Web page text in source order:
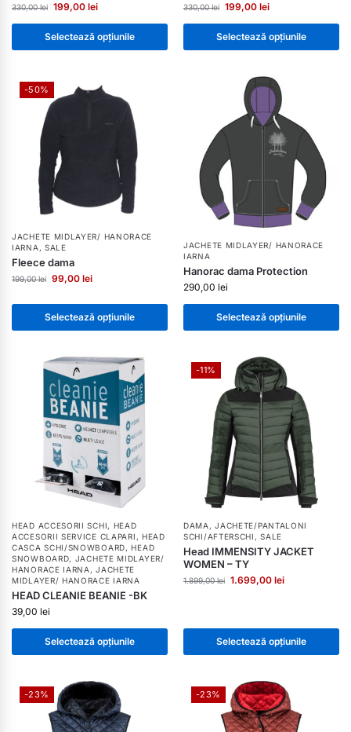
330,00lei 199,00 lei
Selectează opțiunile
330,00lei 199,00 lei
Selectează opțiunile
-50%
JACHETE MIDLAYER/ HANORACE
IARNA , SALE
Fleece dama
199,00lei 99,00 lei
Selectează opțiunile
JACHETE MIDLAYER/ HANORACE
IARNA
Hanorac dama Protection
290,00 lei
Selectează opțiunile
HEAD ACCESORII SCHI, HEAD
ACCESORII SERVICE CLAPARI , HEAD
CASCA SCHI/SNOWBOARD, HEAD
SNOWBOARD, JACHETE MIDLAYER/
HANORACE IARNA,JACHETE
MIDLAYER/ HANORACE IARNA
HEAD CLEANIE BEANIE -BK
39,00 lei
Selectează opțiunile
-11%
DAMA,JACHETE/PANTALONI
SCHI/AFTERSCHI ,SALE
Head IMMENSITY JACKET
WOMEN – TY
1.899,00lei 1.699,00 lei
Selectează opțiunile
-23% -23%